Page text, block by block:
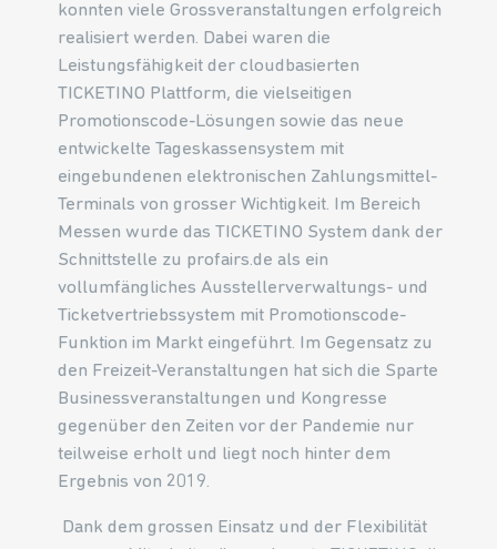
konnten viele Grossveranstaltungen erfolgreich
realisiert werden. Dabei waren die
Leistungsfähigkeit der cloudbasierten
TICKETINO Plattform, die vielseitigen
Promotionscode-Lösungen sowie das neue
entwickelte Tageskassensystem mit
eingebundenen elektronischen Zahlungsmittel-
Terminals von grosser Wichtigkeit. Im Bereich
Messen wurde das TICKETINO System dank der
Schnittstelle zu profairs.de als ein
vollumfängliches Ausstellerverwaltungs- und
Ticketvertriebssystem mit Promotionscode-
Funktion im Markt eingeführt. Im Gegensatz zu
den Freizeit-Veranstaltungen hat sich die Sparte
Businessveranstaltungen und Kongresse
gegenüber den Zeiten vor der Pandemie nur
teilweise erholt und liegt noch hinter dem
Ergebnis von 2019.
Dank dem grossen Einsatz und der Flexibilität